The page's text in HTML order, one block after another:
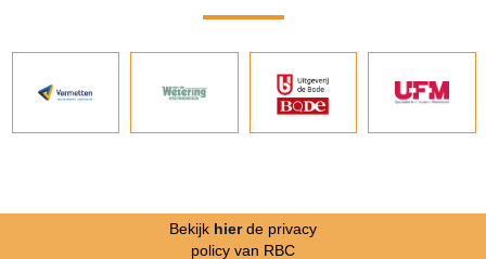
Bekijk hier de privacy
policy van RBC